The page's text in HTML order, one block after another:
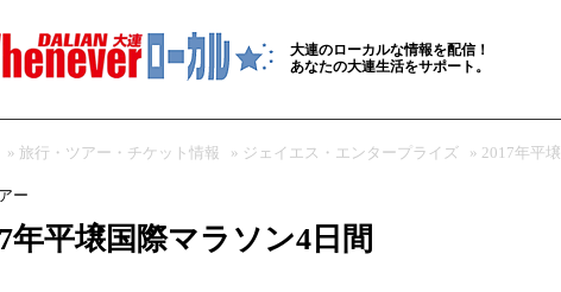
大連のローカルな情報を配信！
あなたの大連生活をサポート。
» 旅行・ツアー・チケット情報 » ジェイエス・エンタープライズ » 2017年平
ー
年平壌国際マラソン4日間